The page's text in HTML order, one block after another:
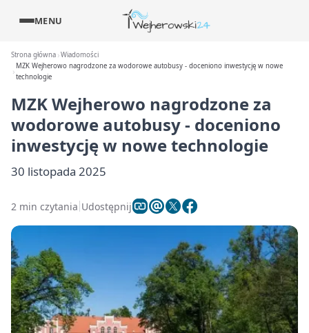
MENU
Strona główna Wiadomości
MZK Wejherowo nagrodzone za wodorowe autobusy - doceniono inwestycję w nowe
technologie
MZK Wejherowo nagrodzone za
wodorowe autobusy - doceniono
inwestycję w nowe technologie
30 listopada 2025
2 min czytania Udostępnij